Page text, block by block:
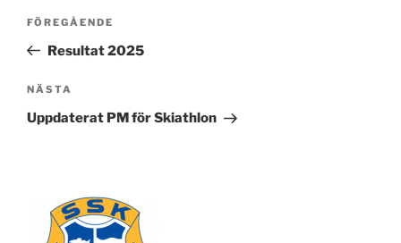
Inläggsnavigering
Föregående
inlägg
FÖREGÅENDE
Resultat 2025
Nästa
inlägg
NÄSTA
Uppdaterat PM för Skiathlon